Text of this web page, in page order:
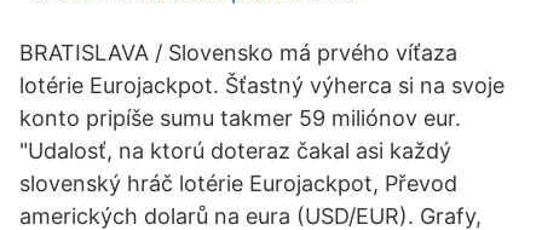
BRATISLAVA / Slovensko má prvého víťaza
lotérie Eurojackpot. Šťastný výherca si na svoje
konto pripíše sumu takmer 59 miliónov eur.
"Udalosť, na ktorú doteraz čakal asi každý
slovenský hráč lotérie Eurojackpot, Převod
amerických dolarů na eura (USD/EUR). Grafy,